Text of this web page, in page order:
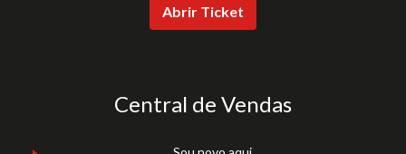
Abrir Ticket
Central de Vendas